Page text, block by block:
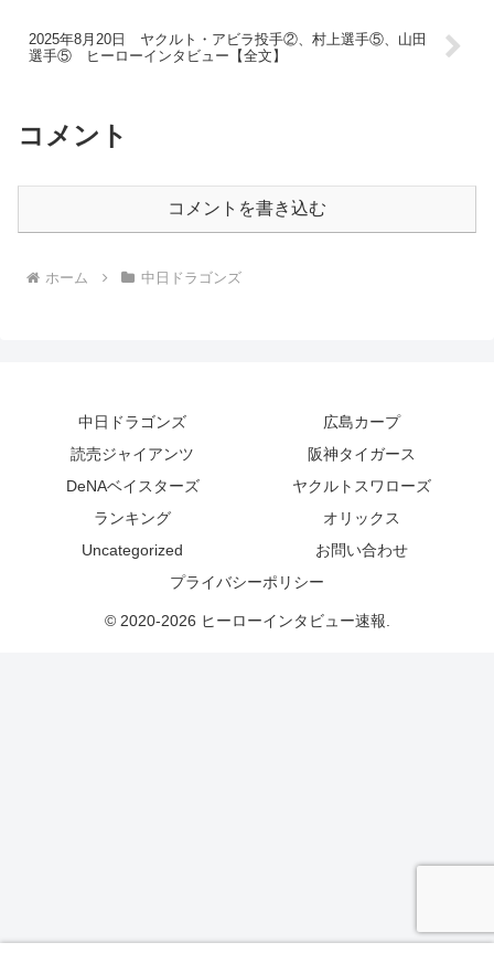
2025年8月20日 ヤクルト・アビラ投手②、村上選手⑤、山田
選手⑤ ヒーローインタビュー【全文】
コメント
コメントを書き込む
ホーム 中日ドラゴンズ
中日ドラゴンズ
広島カープ
読売ジャイアンツ
阪神タイガース
DeNAベイスターズ
ヤクルトスワローズ
ランキング
オリックス
Uncategorized
お問い合わせ
プライバシーポリシー
© 2020-2026 ヒーローインタビュー速報.